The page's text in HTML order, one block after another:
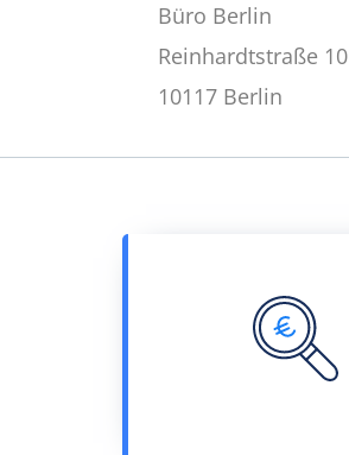
Büro Berlin
Reinhardtstraße 10
10117 Berlin